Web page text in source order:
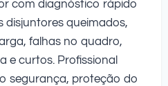
com diagnóstico rápido
disjuntores queimados,
falhas no quadro,
e curtos. Profissional
segurança, proteção do